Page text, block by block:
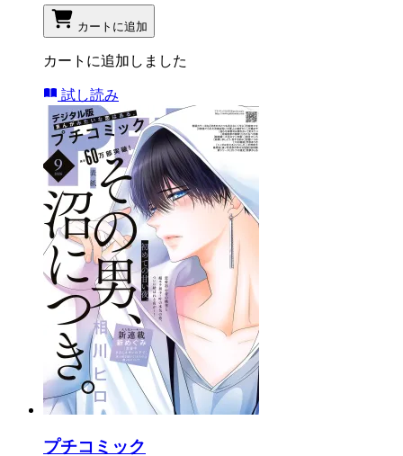
カートに追加
カートに追加しました
試し読み
プチコミック